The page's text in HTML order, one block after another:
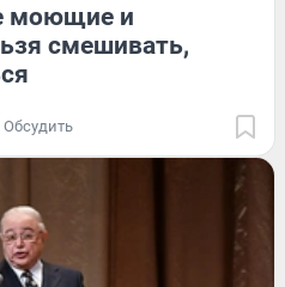
моющие и
смешивать,
Обсудить